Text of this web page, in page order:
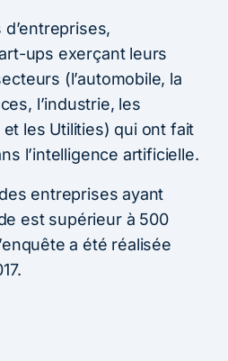
d’entreprises,
ups exerçant leurs
(l’automobile, la
l’industrie, les
les Utilities) qui ont fait
l’intelligence artificielle.
entreprises ayant
est supérieur à 500
a été réalisée